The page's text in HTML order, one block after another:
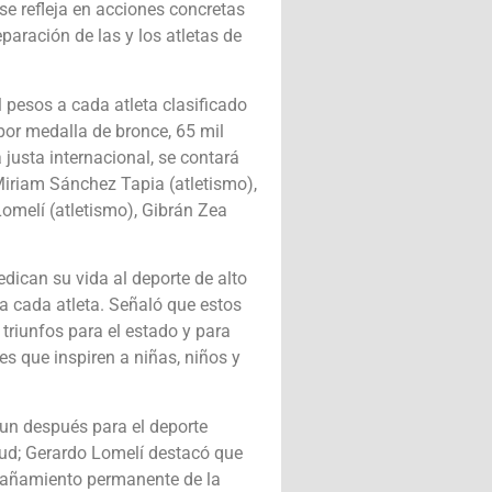
refleja en acciones concretas
de las y los atletas de
pesos a cada atleta clasificado
medalla de bronce, 65 mil
internacional, se contará
Sánchez Tapia (atletismo),
(atletismo), Gibrán Zea
su vida al deporte de alto
cada atleta. Señaló que estos
para el estado y para
que inspiren a niñas, niños y
después para el deporte
Gerardo Lomelí destacó que
permanente de la